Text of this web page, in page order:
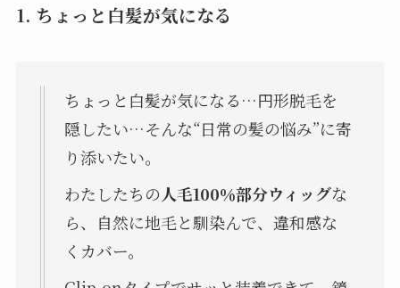
1. ちょっと白髪が気になる
ちょっと白髪が気になる…円形脱毛を
隠したい…そんな“日常の髪の悩み”に寄
り添いたい。
わたしたちの人毛100％部分ウィッグな
ら、自然に地毛と馴染んで、違和感な
くカバー。